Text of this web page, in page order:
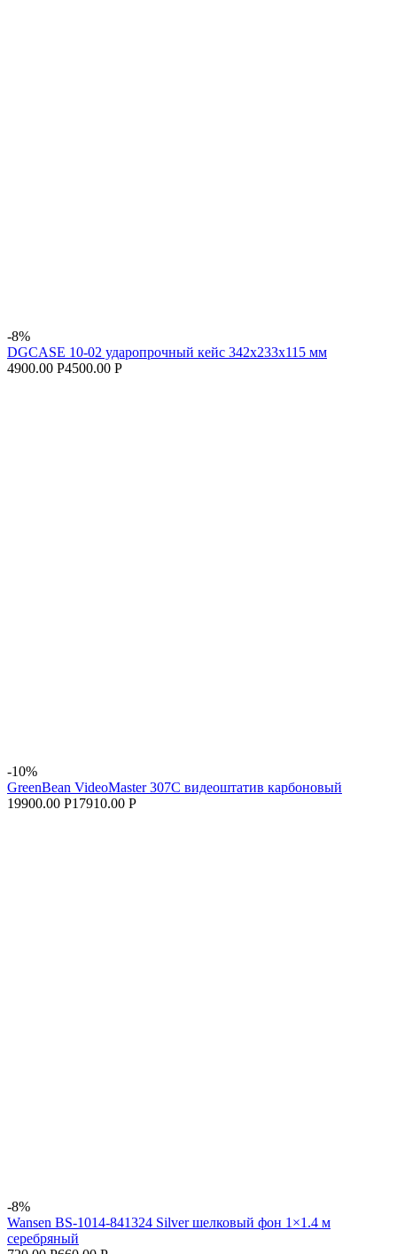
-8%
DGCASE 10-02 ударопрочный кейс 342х233х115 мм
4900.00 Р4500.00 Р
-10%
GreenBean VideoMaster 307C видеоштатив карбоновый
19900.00 Р17910.00 Р
-8%
Wansen BS-1014-841324 Silver шелковый фон 1×1.4 м
серебряный